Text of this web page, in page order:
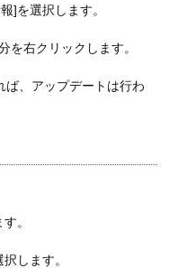
]を選択します。
を右クリックします。
ば、アップデートは行わ
。
します。